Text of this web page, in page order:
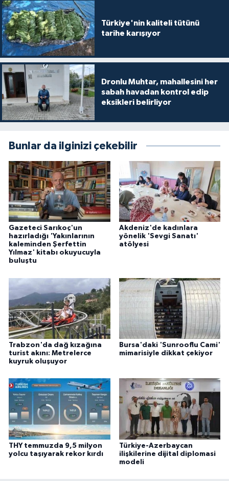
Türkiye'nin kaliteli tütünü
tarihe karışıyor
Dronlu Muhtar, mahallesini her
sabah havadan kontrol edip
eksikleri belirliyor
Bunlar da ilginizi çekebilir
Gazeteci Sarıkoç'un
hazırladığı 'Yakınlarının
kaleminden Şerfettin
Yılmaz' kitabı okuyucuyla
buluştu
Akdeniz'de kadınlara
yönelik 'Sevgi Sanatı'
atölyesi
Trabzon'da dağ kızağına
turist akını: Metrelerce
kuyruk oluşuyor
Bursa'daki 'Sunrooflu Cami'
mimarisiyle dikkat çekiyor
THY temmuzda 9,5 milyon
yolcu taşıyarak rekor kırdı
Türkiye-Azerbaycan
ilişkilerine dijital diplomasi
modeli